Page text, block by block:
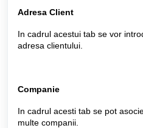
Adresa Client
In cadrul acestui tab se vor
adresa clientului.
Companie
In cadrul acesti tab se pot
multe companii.